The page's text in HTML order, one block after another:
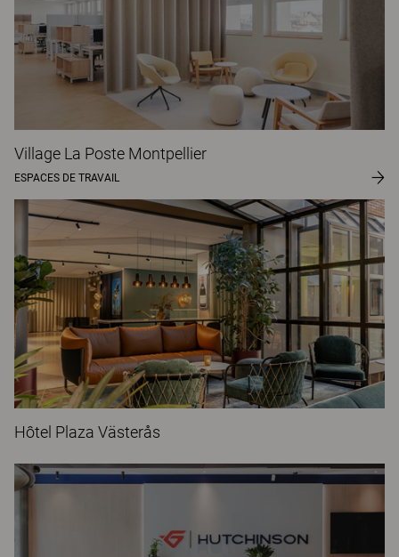
Village La Poste Montpellier
ESPACES DE TRAVAIL
Hôtel Plaza Västerås